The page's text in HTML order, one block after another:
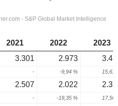
2021 2022
2023
3.301 2.973
- -9,94 % 15,61
2.507 2.022
- -19,35 % 17,56